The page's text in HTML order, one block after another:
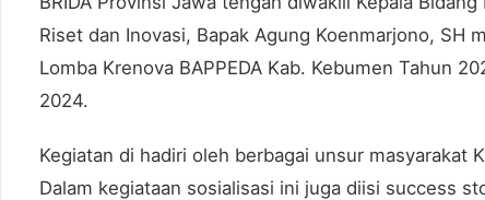
Riset dan Inovasi, Bapak Agung Koenmarjono, SH
Lomba Krenova BAPPEDA Kab. Kebumen Tahun
2024.
Kegiatan di hadiri oleh berbagai unsur masyarakat
Dalam kegiataan sosialisasi ini juga diisi success